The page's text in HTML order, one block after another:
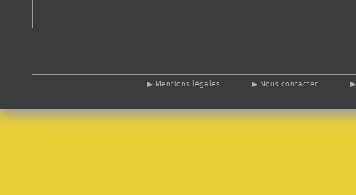
Mentions légales Nous contacter